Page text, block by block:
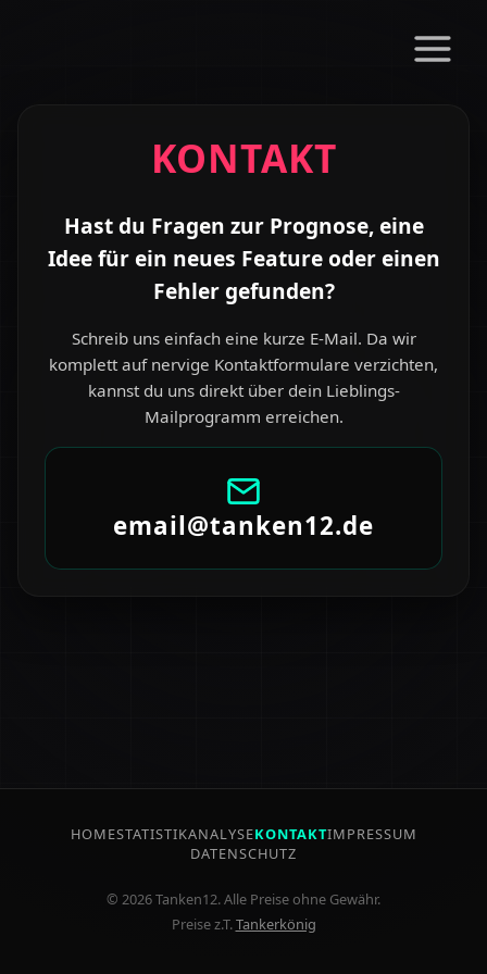
KONTAKT
Hast du Fragen zur Prognose, eine
Idee für ein neues Feature oder einen
Fehler gefunden?
Schreib uns einfach eine kurze E-Mail. Da wir
komplett auf nervige Kontaktformulare verzichten,
kannst du uns direkt über dein Lieblings-
Mailprogramm erreichen.
email@tanken12.de
HOMESTATISTIKANALYSEKONTAKTIMPRESSUM
DATENSCHUTZ
© 2026 Tanken12. Alle Preise ohne Gewähr.
Preise z.T.Tankerkönig